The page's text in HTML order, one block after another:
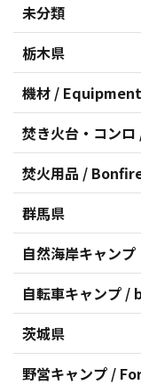
未分類
栃木県
機材 / Equipment
焚き火台・コン
焚火用品 /
群馬県
自然海岸キャンプ
自転車キャンプ
茨城県
野営キャンプ /